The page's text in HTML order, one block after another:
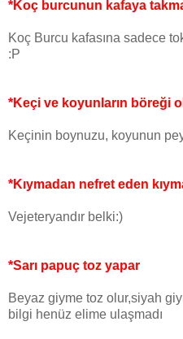
*Koç burcunun kafaya
Koç Burcu kafasına sadece
:P
*Keçi ve koyunların böreği
Keçinin boynuzu, koyunun
*Kıymadan nefret eden
Vejeteryandır belki:)
*Sarı papuç toz yapar
Beyaz giyme toz olur,siyah
bilgi henüz elime ulaşmadı